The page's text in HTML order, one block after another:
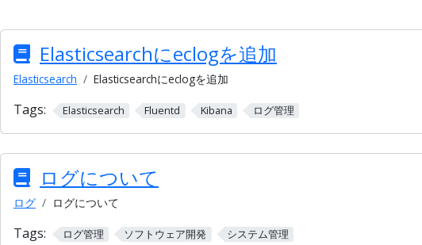
Elasticsearchにeclogを追加
Elasticsearch Elasticsearchにeclogを追加
Tags: Elasticsearch Fluentd Kibana ログ管理
ログについて
ログ ログについて
Tags: ログ管理 ソフトウェア開発 システム管理